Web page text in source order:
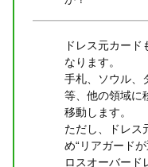
ドレス元カー
なります。
手札、ソウル、
等、他の領域に
移動します。
ただし、ドレス
め“リアガード
ロスオーバード